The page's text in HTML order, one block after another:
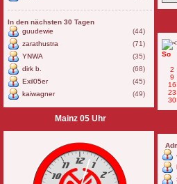
In den nächsten 30 Tagen
guudewie
(44)
zarathustra
(71)
YNWA
(35)
dirk b.
(68)
Exil05er
(45)
kaiwagner
(49)
Mainz 05 Uhr
So
2
9
16
23
30